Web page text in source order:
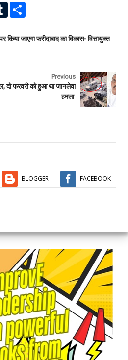
T
l
e
किया जाएगा फरीदाबाद का विकास- वित्तायुक्त
Previous
दो फरवरी को हुआ था जानलेवा
हमला
BLOGGER FACEBOOK